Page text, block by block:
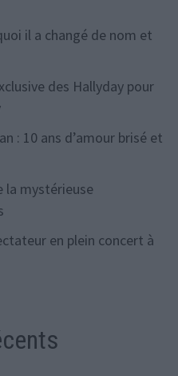
il a changé de nom et
des Hallyday pour
: 10 ans d’amour brisé et
la mystérieuse
en plein concert à